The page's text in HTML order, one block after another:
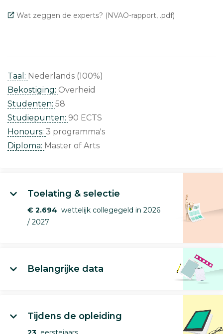
Wat zeggen de experts? (NVAO-rapport, .pdf)
Taal: Nederlands (100%)
Bekostiging: Overheid
Studenten: 58
Studiepunten: 90 ECTS
Honours: 3 programma's
Diploma: Master of Arts
Toelating & selectie
€ 2.694 wettelijk collegegeld in 2026
/ 2027
Belangrijke data
Tijdens de opleiding